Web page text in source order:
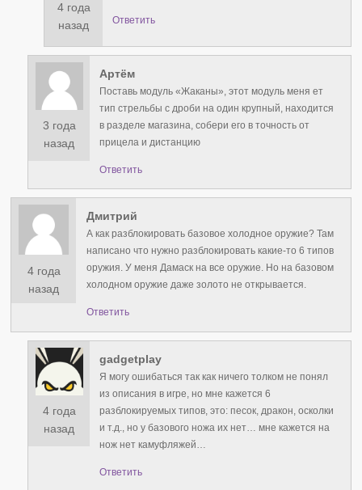
4 года
назад
Ответить
3 года
назад
Артём
Поставь модуль «Жаканы», этот модуль меня ет
тип стрельбы с дроби на один крупный, находится
в разделе магазина, собери его в точность от
прицела и дистанцию
Ответить
4 года
назад
Дмитрий
А как разблокировать базовое холодное оружие? Там
написано что нужно разблокировать какие-то 6 типов
оружия. У меня Дамаск на все оружие. Но на базовом
холодном оружие даже золото не открывается.
Ответить
4 года
назад
gadgetplay
Я могу ошибаться так как ничего толком не понял
из описания в игре, но мне кажется 6
разблокируемых типов, это: песок, дракон, осколки
и т.д., но у базового ножа их нет… мне кажется на
нож нет камуфляжей…
Ответить